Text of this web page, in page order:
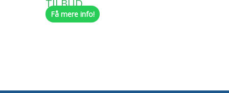
TILBUD
Få mere info!